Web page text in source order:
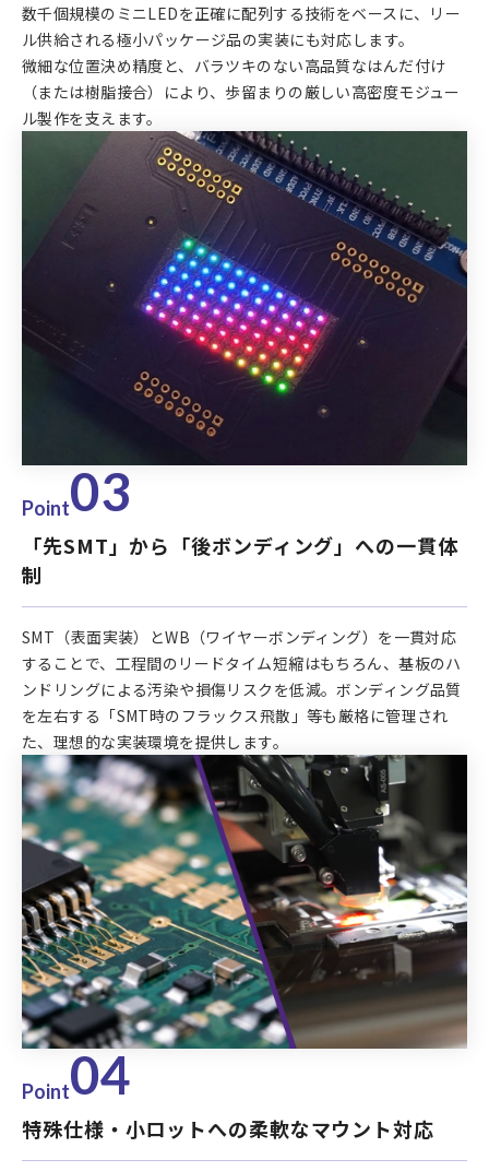
数千個規模のミニLEDを正確に配列する技術をベースに、リー
ル供給される極小パッケージ品の実装にも対応します。
微細な位置決め精度と、バラツキのない高品質なはんだ付け
（または樹脂接合）により、歩留まりの厳しい高密度モジュー
ル製作を支えます。
Point03
「先SMT」から「後ボンディング」への一貫体
制
SMT（表面実装）とWB（ワイヤーボンディング）を一貫対応
することで、工程間のリードタイム短縮はもちろん、基板のハ
ンドリングによる汚染や損傷リスクを低減。ボンディング品質
を左右する「SMT時のフラックス飛散」等も厳格に管理され
た、理想的な実装環境を提供します。
Point04
特殊仕様・小ロットへの柔軟なマウント対応